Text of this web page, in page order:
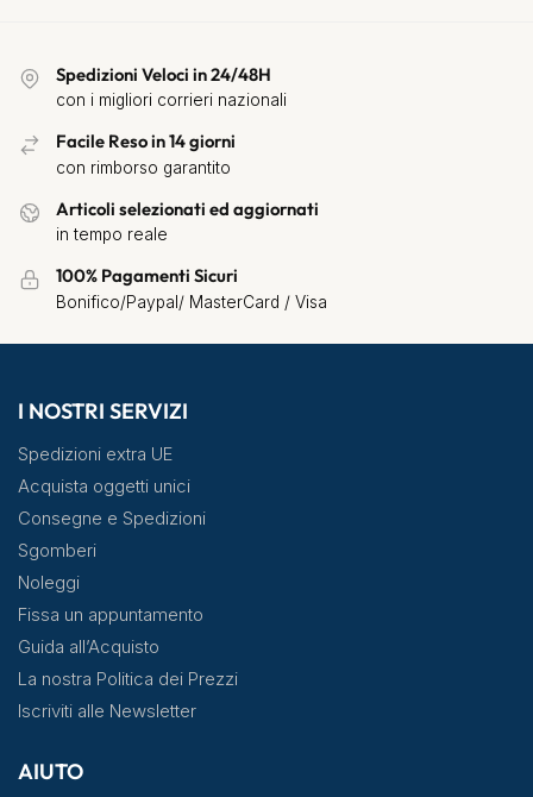
Spedizioni Veloci in 24/48H
con i migliori corrieri nazionali
Facile Reso in 14 giorni
con rimborso garantito
Articoli selezionati ed aggiornati
in tempo reale
100% Pagamenti Sicuri
Bonifico/Paypal/ MasterCard / Visa
I NOSTRI SERVIZI
Spedizioni extra UE
Acquista oggetti unici
Consegne e Spedizioni
Sgomberi
Noleggi
Fissa un appuntamento
Guida all’Acquisto
La nostra Politica dei Prezzi
Iscriviti alle Newsletter
AIUTO